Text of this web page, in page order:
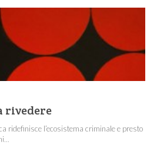
rivedere
ridefinisce l’ecosistema criminale e presto